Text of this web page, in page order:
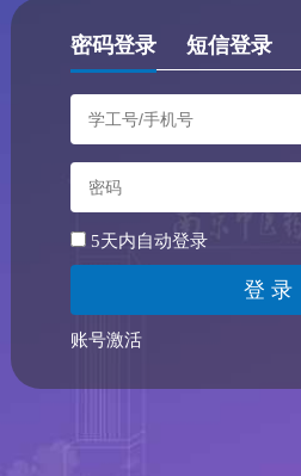
密码登录 短信登录
5天内自动登录
账号激活